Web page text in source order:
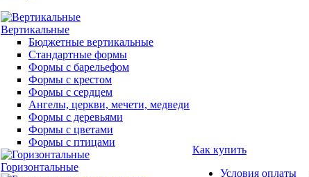
Вертикальные
Бюджетные вертикальные
Стандартные формы
Формы с барельефом
Формы с крестом
Формы с сердцем
Ангелы, церкви, мечети, медведи
Формы с деревьями
Формы с цветами
Формы с птицами
Горизонтальные
Как купить
Условия оплаты